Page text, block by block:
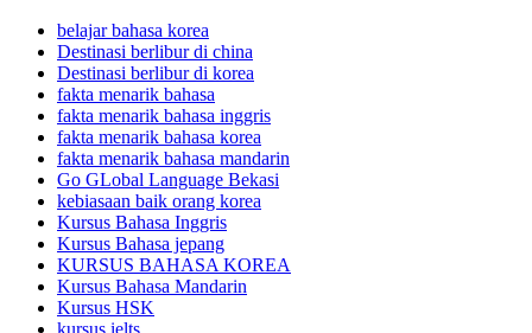
belajar bahasa korea
Destinasi berlibur di china
Destinasi berlibur di korea
fakta menarik bahasa
fakta menarik bahasa inggris
fakta menarik bahasa korea
fakta menarik bahasa mandarin
Go GLobal Language Bekasi
kebiasaan baik orang korea
Kursus Bahasa Inggris
Kursus Bahasa jepang
KURSUS BAHASA KOREA
Kursus Bahasa Mandarin
Kursus HSK
kursus ielts